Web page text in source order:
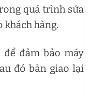
quá trình sửa
khách hàng.
để đảm bảo máy
đó bàn giao lại